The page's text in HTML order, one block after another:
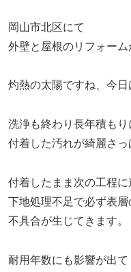
岡山市北区にて
外壁と屋根のリフォーム
灼熱の太陽ですね、今日
洗浄も終わり長年積もり
付着した汚れが綺麗さっ
付着したまま次の工程に
下地処理不足で必ず表層
不具合が生じてきます。
耐用年数にも影響が出て